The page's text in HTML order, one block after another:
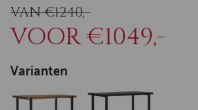
VAN €1240,-
VOOR €1049,-
Varianten